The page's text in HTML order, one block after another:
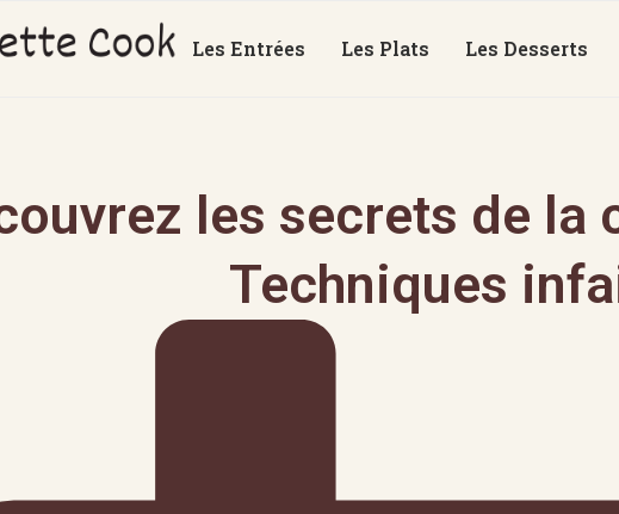
Les Entrées Les Plats Les Desserts
les secrets de la
Techniques